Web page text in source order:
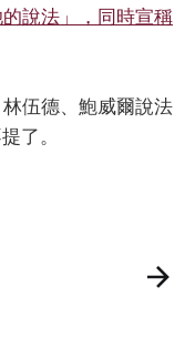
的說法」，同時宣稱
伍德、鮑威爾說法
了。